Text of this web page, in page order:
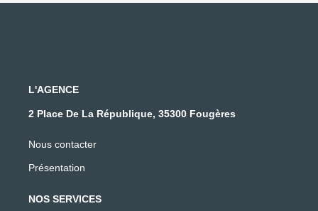
L'AGENCE
2 Place De La République, 35300 Fougères
Nous contacter
Présentation
NOS SERVICES